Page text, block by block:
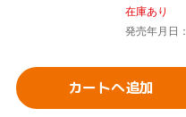
在庫あり
発売年月日
カートへ追加